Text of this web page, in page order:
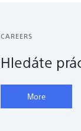
CAREERS
Hledáte
More